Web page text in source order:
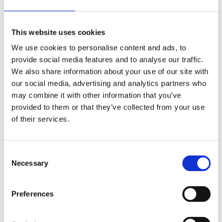
This website uses cookies
We use cookies to personalise content and ads, to
provide social media features and to analyse our traffic.
We also share information about your use of our site with
our social media, advertising and analytics partners who
may combine it with other information that you’ve
provided to them or that they’ve collected from your use
of their services.
Selection
Necessary
Preferences
Handduk Nonwoven
70x40 cm - (50st)
Handduk Nonwoven. Går ej sönder, kan doppas i vatten och kramas ur.
Pappershanddukar,
190 st / pkt
Pappershanddukar för dispenser